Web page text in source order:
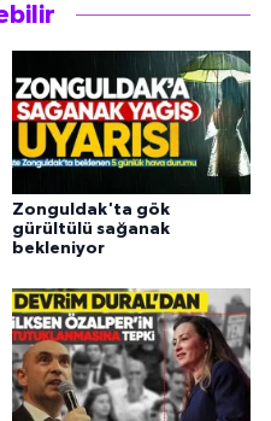
Zonguldak'ta gök
gürültülü sağanak
bekleniyor